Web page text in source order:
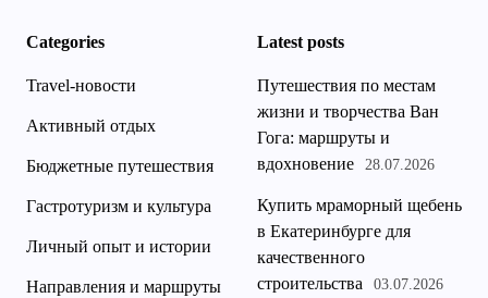
Categories
Travel-новости
Активный отдых
Бюджетные путешествия
Гастротуризм и культура
Личный опыт и истории
Направления и маршруты
Latest posts
Путешествия по местам
жизни и творчества Ван
Гога: маршруты и
вдохновение
28.07.2026
Купить мраморный щебень
в Екатеринбурге для
качественного
строительства
03.07.2026